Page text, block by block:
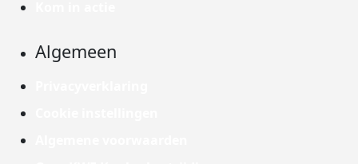
Algemeen